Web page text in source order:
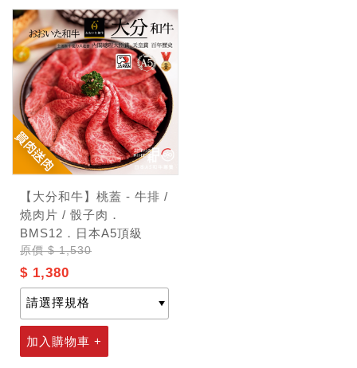
【大分和牛】桃蓋 - 牛排 /
燒肉片 / 骰子肉．
BMS12．日本A5頂級
原價$ 1,530
$ 1,380
加入購物車 +